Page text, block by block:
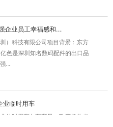
企业员工幸福感和...
色是深圳知名数码配件的出口品
...
业临时用车